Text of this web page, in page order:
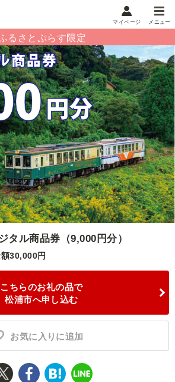
メニュー
閲覧履歴
や金額で絞り込み
Q&A
マイページ
タル商品券（9,000円分）
30,000円
こちらのお礼の品で
松浦市へ申し込む
お気に入りに追加